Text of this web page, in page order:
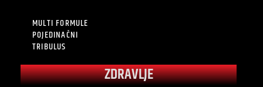
MULTI FORMULE
POJEDINAČNI
TRIBULUS
ZDRAVLJE